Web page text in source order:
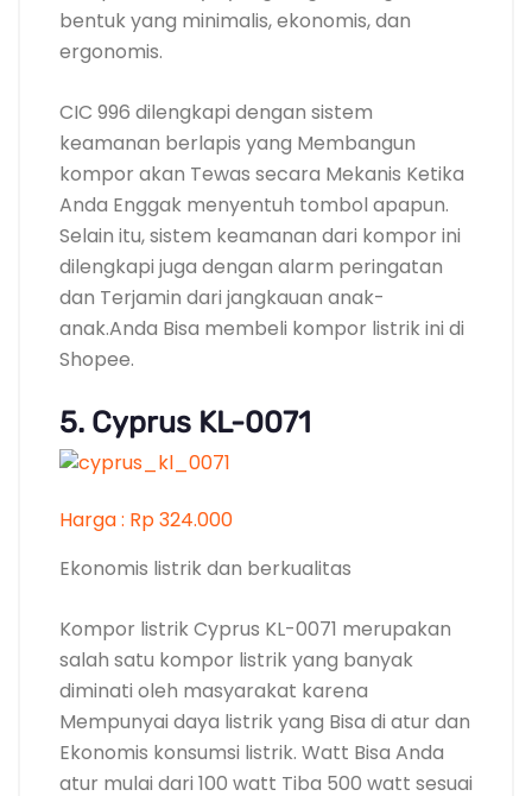
anak.Anda Bisa membeli kompor listrik ini di
Shopee.
5. Cyprus KL-0071
Harga : Rp 324.000
Ekonomis listrik dan berkualitas
Kompor listrik Cyprus KL-0071 merupakan
salah satu kompor listrik yang banyak
Mempunyai daya listrik yang Bisa di atur dan
Ekonomis konsumsi listrik. Watt Bisa Anda
dengan kebutuhan memasak Anda.
Terbaik yang Paling Digemari
Pesepeda
Selain itu, desain kompor listrik merek
Cyprus ini sangat indah dan elegan yang
Bisa Membangun tampilan interior dapur